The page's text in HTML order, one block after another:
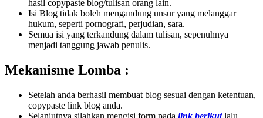
hasil copypaste blog/tulisan orang lain.
Isi Blog tidak boleh mengandung unsur yang melanggar
hukum, seperti pornografi, perjudian, sara.
Semua isi yang terkandung dalam tulisan, sepenuhnya
menjadi tanggung jawab penulis.
Mekanisme Lomba :
Setelah anda berhasil membuat blog sesuai dengan ketentuan,
copypaste link blog anda.
Selanjutnya silahkan mengisi form pada link berikutlalu